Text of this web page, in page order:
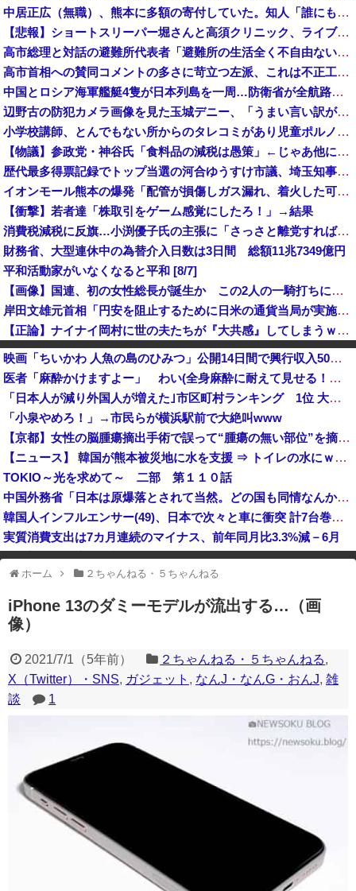
中居正広（無職）、熊本に多額の寄付していた。知人「誰にも知られなくてもいい、と公表してない」
【悲報】ショートスリーパー堀さんと高須クリニック、ライブ配信中に大喧嘩他
高市総理と対話の避難所代表者「避難所の生活全く不自由ない、ありがとう！日本人でよかった！」
高市首相への賛同コメントの多さに苛立つ左派、これは不正工作に違いない！と確信してしまった結果……
中国とロシア海軍艦艇4隻が日本列島を一周…防衛省が全航路を公開！
辺野古の防犯カメラ画像を見た玉城デニー、「うまい言い訳が思いつかなかったからそれかよ」と有権者を呆れさせるコメントを……
小学校講師、とんでもない所からのタレコミがあり児童ポルノ禁止法違反で逮捕
【物議】参政党・神谷氏「食料品の減税は愚策」←じゃあ他にどんな経済対策があるんだよ？
歴代最多得票記録でトップ当選の河合ゆうすけ市議、埼玉知事選（来年８月）に立候補表明！「埼玉県の外国人問題を解決するには、知事選で保守の政治家が立...
イオンモール熊本の爆発「配管が損傷しガス漏れ、着火した可能性」福岡酸素、経産省に報告
【衝撃】若者達「株取引をゲーム感覚にしたろ！」→結果
消費税減税に反旗…小渕優子氏の主張に「さっさと離党すればいいのに」SNSで逆風…父親から続く「消費税の系譜」とは [8/7]
財務省、大型連休中の為替介入日数は3日間 総額11兆7349億円
平和活動家がいなくなると平和 [8/7]
【画像】国連、初の女性総長が誕生か この2人の一騎打ちになりそう
岸田文雄元首相「円安を阻止するために日米の通貨当局が実施した為替介入は一時しのぎに過ぎない」
【正論】ナイナイ岡村に世の夫たちが『大共感』してしまうｗｗｗｗｗｗｗｗ
企業の採用試験でタイムキーパーを志願した人が盛大にミス、グループは険悪になりタイムアップとなったが……
【消費減税】日本の社会保障、岐路に 財源5兆円見通し立たず
映画「ちいかわ 人魚の島のひみつ」公開14日間で興行収入50億円突破 最終興収102.8億円の「シン・エヴァ」に並ぶペース
医者「麻酔かけますよー」 わい(全身麻酔に耐えて見せる！うおおおおおお！！！！)
「日本人が減り外国人が増えた｣市区町村ランキング 1位 大阪市、2位 横浜市、3位 名古屋市、4位 京都市、5位 埼玉県川口市
「小泉やめろ！」→市民らが横浜駅前で大絶叫www
【京都】女性の脳腫瘍摘出手術で誤って“腫瘍の無い部位”を摘出 脳幹など損傷受け“植物状態”に 京大病院
【ニュース】 韓国が熊本被災地に水を支援 ⇒ トイレの水にｗｗｗｗｗｗｗ
TOKIO～光を求めて～ 二部 第１１０話
中国外務省「日本は原爆落とされて当然。どの国も同情なんかしない」
韓国人インフルエンサー(49)、日本で次々と車に衝突 計7台巻き込み 八王子
実質消費支出は7カ月連続のマイナス、前年同月比3.3%減－6月
世界初の超伝導量子熱機関…燃料もピストンもない量子エンジンが回った！
一部のコンテンツが表示されなくなったり、サイト全体のレイアウトが崩れ
たりする場合があります。
ホーム ２ちゃんねる・５ちゃんねる
iPhone 13のダミーモデルが流出する…（画
像）
2021/7/1 （5年前） ２ちゃんねる・５ちゃんねる,
X（Twitter）・SNS, ガジェット , なんJ・なんG・おんJ, 雑
談
1